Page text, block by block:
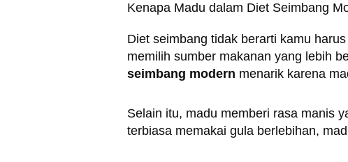
Kenapa Madu dalam Diet Seimbang
Diet seimbang tidak berarti kamu
memilih sumber makanan yang lebih
seimbang modern menarik karena
Selain itu, madu memberi rasa manis
terbiasa memakai gula berlebihan,